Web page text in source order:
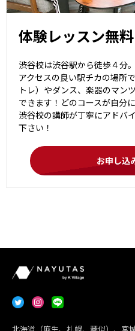
体験レッスン無料
渋谷校は渋谷駅から徒歩４分
アクセスの良い駅チカの場所
トレ）やダンス、楽器のマン
できます！どのコースが自分
渋谷校の講師が丁寧にアドバ
下さい！
お申し込
北海道（麻生、札幌、琴似）、宮